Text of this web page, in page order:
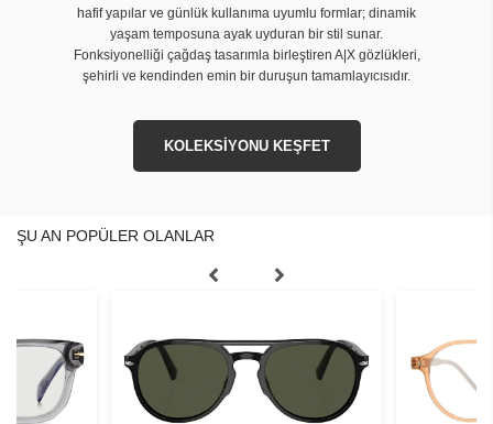
hafif yapılar ve günlük kullanıma uyumlu formlar; dinamik
yaşam temposuna ayak uyduran bir stil sunar.
Fonksiyonelliği çağdaş tasarımla birleştiren A|X gözlükleri,
şehirli ve kendinden emin bir duruşun tamamlayıcısıdır.
KOLEKSİYONU KEŞFET
ŞU AN POPÜLER OLANLAR